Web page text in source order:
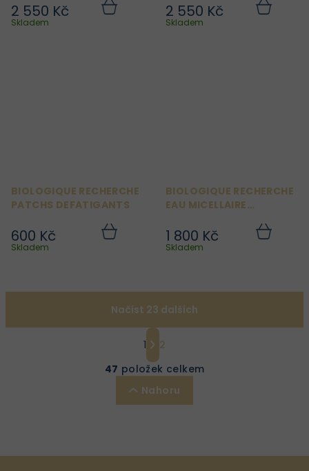
2 550 Kč
Skladem
2 550 Kč
Skladem
BIOLOGIQUE RECHERCHE
PATCHS DEFATIGANTS
600 Kč
Skladem
BIOLOGIQUE RECHERCHE
EAU MICELLAIRE
1 800 Kč
Skladem
O
v
l
á
Načíst 23 dalších
S
t
r
á
n
k
á
1
2
47 položek celkem
Nahoru